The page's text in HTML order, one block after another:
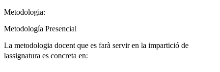
Metodologia:
Metodología Presencial
La metodologia docent que es farà servir en la impartició de
lassignatura es concreta en: